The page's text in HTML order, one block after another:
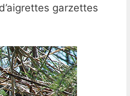
garzettes